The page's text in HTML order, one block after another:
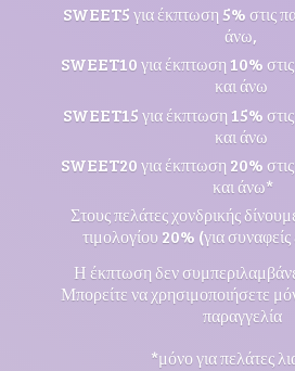
SWEET5 για έκπτωση 5% στις
άνω,
SWEET10 για έκπτωση 10%
και άνω
SWEET15 για έκπτωση 15%
και άνω
SWEET20 για έκπτωση 20%
και άνω*
Στους πελάτες χονδρικής
τιμολογίου 20% (για συναφείς
Η έκπτωση δεν
Μπορείτε να χρησιμοποιήσετε
παραγγελία
*μόνο για πελάτες